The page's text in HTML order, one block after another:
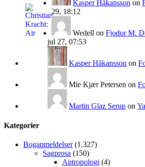
Kasper Håkansson on
29, 18:12
Wedell on Fjodor M.
jul 27, 07:53
Kasper Håkansson on
Mie Kjær Petersen on
Martin Glaz Serup on
Kategorier
Boganmeldelser(1.327)
Sagprosa (150)
Antropologi (4)